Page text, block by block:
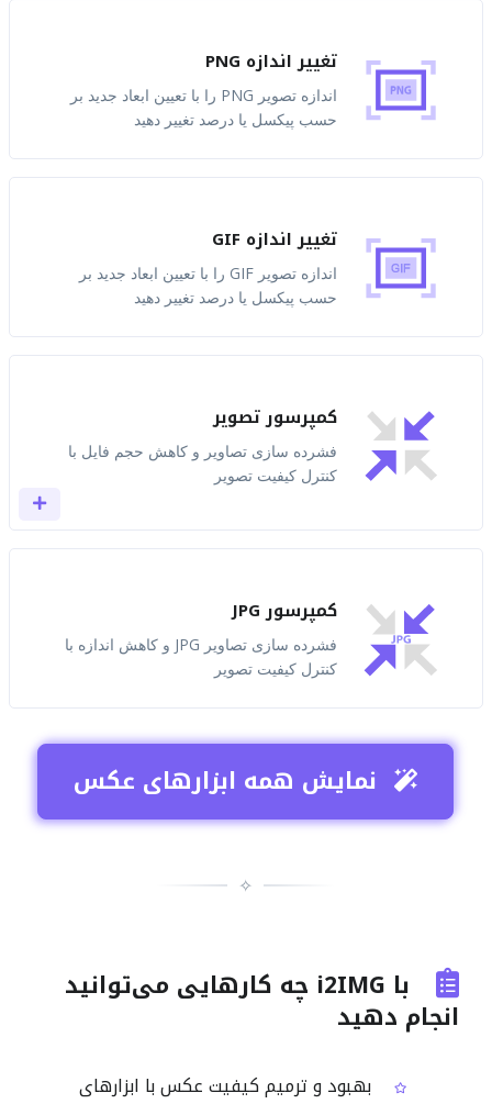
تغییر اندازه PNG
اندازه تصویر PNG را با تعیین ابعاد جدید بر
حسب پیکسل یا درصد تغییر دهید
تغییر اندازه GIF
اندازه تصویر GIF را با تعیین ابعاد جدید بر
حسب پیکسل یا درصد تغییر دهید
کمپرسور تصویر
فشرده سازی تصاویر و کاهش حجم فایل با
کنترل کیفیت تصویر
کمپرسور JPG
فشرده سازی تصاویر JPG و کاهش اندازه با
کنترل کیفیت تصویر
نمایش همه ابزارهای عکس
✧
با i2IMG چه کارهایی می‌توانید
انجام دهید
بهبود و ترمیم کیفیت عکس با ابزارهای